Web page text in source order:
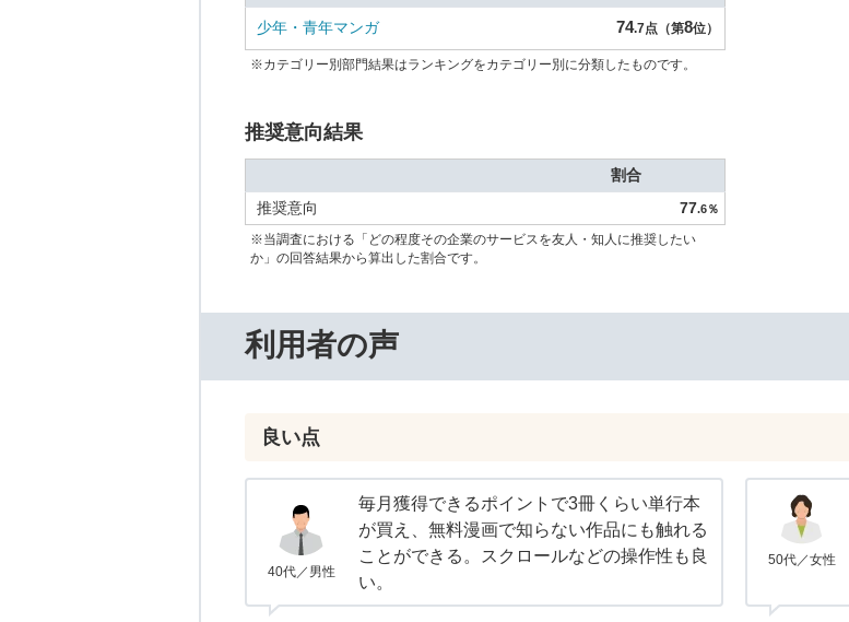
少年・青年マンガ 74.7点（第8位）
※カテゴリー別部門結果はランキングをカテゴリー別に分類したものです。
推奨意向結果
割合
推奨意向
77.6％
※当調査における「どの程度その企業のサービスを友人・知人に推奨したい
か」の回答結果から算出した割合です。
利用者の声
良い点
40代／男性
毎月獲得できるポイントで3冊くらい単行本
が買え、無料漫画で知らない作品にも触れる
ことができる。スクロールなどの操作性も良
い。
50代／女性